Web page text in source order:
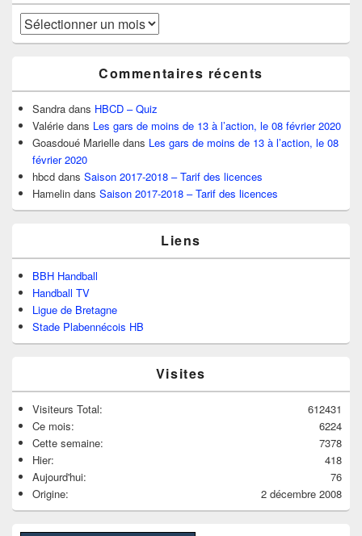
Archives
Commentaires récents
Sandra dans HBCD – Quiz
Valérie dans Les gars de moins de 13 à l’action, le 08 février 2020
Goasdoué Marielle dans Les gars de moins de 13 à l’action, le 08
février 2020
hbcd dans Saison 2017-2018 – Tarif des licences
Hamelin dans Saison 2017-2018 – Tarif des licences
Liens
BBH Handball
Handball TV
Ligue de Bretagne
Stade Plabennécois HB
Visites
612431
Visiteurs Total:
6224
Ce mois:
7378
Cette semaine:
418
Hier:
76
Aujourd'hui:
2 décembre 2008
Origine: